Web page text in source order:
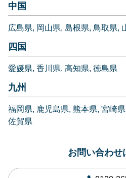
中国
広島県 岡山県 島根県 鳥取県
四国
愛媛県 香川県 高知県 徳島県
九州
福岡県 鹿児島県 熊本県 宮崎県
佐賀県
お問い合わせ